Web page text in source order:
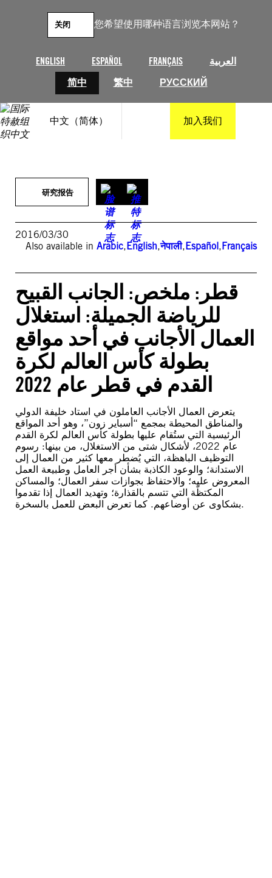
您希望使用哪种语言浏览本网站？
ENGLISH ESPAÑOL FRANÇAIS
العربية
简中
繁中 РУССКИЙ
关闭
中文（简体） 加入我们
研究报告
2016/03/30
Also available in Arabic,English,नेपाली,Español,Français
قطر: ملخص: الجانب القبيح
للرياضة الجميلة: استغلال
العمال الأجانب في أحد مواقع
بطولة كأس العالم لكرة
القدم في قطر عام 2022
يتعرض العمال الأجانب العاملون في استاد خليفة الدولي
والمناطق المحيطة بمجمع “أسباير زون”، وهو أحد المواقع
الرئيسية التي ستُقام عليها بطولة كأس العالم لكرة القدم
عام 2022، لأشكال شتى من الاستغلال، من بينها: رسوم
التوظيف الباهظة، التي يُضطر معها كثير من العمال إلى
الاستدانة؛ والوعود الكاذبة بشأن أجر العامل وطبيعة العمل
المعروض عليه؛ والاحتفاظ بجوازات سفر العمال؛ والمساكن
المكتظَّة التي تتسم بالقذارة؛ وتهديد العمال إذا تقدموا
بشكاوى عن أوضاعهم. كما تعرض البعض للعمل بالسخرة.